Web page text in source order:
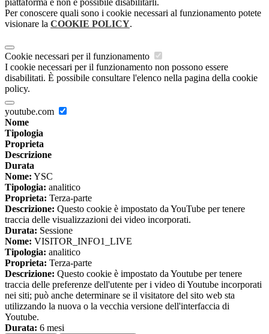
piattaforma e non è possibile disabilitarli.
Per conoscere quali sono i cookie necessari al funzionamento potete
visionare la COOKIE POLICY.
Cookie necessari per il funzionamento
I cookie necessari per il funzionamento non possono essere
disabilitati. È possibile consultare l'elenco nella pagina della cookie
policy.
youtube.com
Nome
Tipologia
Proprieta
Descrizione
Durata
Nome: YSC
Tipologia: analitico
Proprieta: Terza-parte
Descrizione: Questo cookie è impostato da YouTube per tenere
traccia delle visualizzazioni dei video incorporati.
Durata: Sessione
Nome: VISITOR_INFO1_LIVE
Tipologia: analitico
Proprieta: Terza-parte
Descrizione: Questo cookie è impostato da Youtube per tenere
traccia delle preferenze dell'utente per i video di Youtube incorporati
nei siti; può anche determinare se il visitatore del sito web sta
utilizzando la nuova o la vecchia versione dell'interfaccia di
Youtube.
Durata: 6 mesi